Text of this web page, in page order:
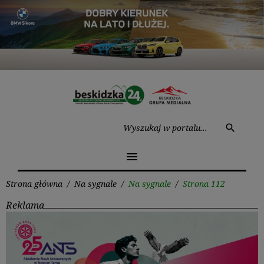
Przejdź
treści
search
menu
Strona główna / Na sygnale / Na sygnale / Strona 112
Reklama